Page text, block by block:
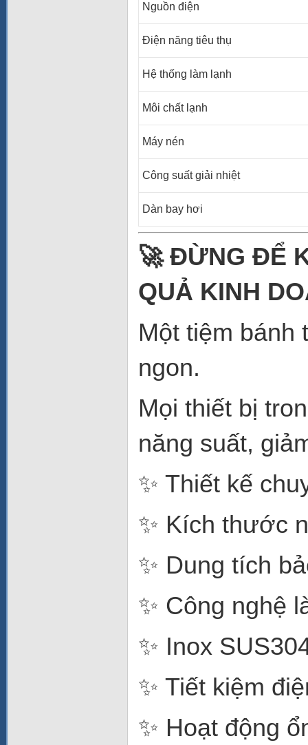
Nguồn điện
Điện năng tiêu thụ
Hệ thống làm lạnh
Môi chất lạnh
Máy nén
Công suất giải nhiệt
Dàn bay hơi
🚀 ĐỪNG ĐỂ
QUẢ KINH
Một tiệm bánh
ngon.
Mọi thiết bị
năng suất,
✨ Thiết kế
✨ Kích thước
✨ Dung tích
✨ Công nghệ
✨ Inox
✨ Tiết kiệm
✨ Hoạt động